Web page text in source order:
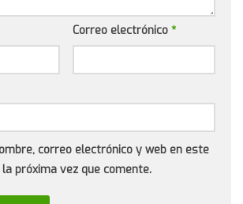
Correo electrónico *
correo electrónico y web en este
próxima vez que comente.